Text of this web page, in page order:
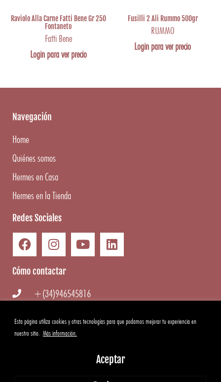
Esta página utiliza cookies y otras tecnologías para que podamos mejorar tu experiencia en
nuestro sitio. Más información.
Aceptar
Raviolo Alla Carne Fatti Bene Gr 250
Fontaneto
Fatti Bene
Login para ver precio
Fusilli 2 Ali Rummo 500gr
RUMMO
Login para ver precio
Navegación
Home
Quiénes somos
Hermes en Casa
Hermes en la Tienda
Redes Sociales
Cómo contactar
+(34)946545816
info@hermesgourmet.com
WhatsApp